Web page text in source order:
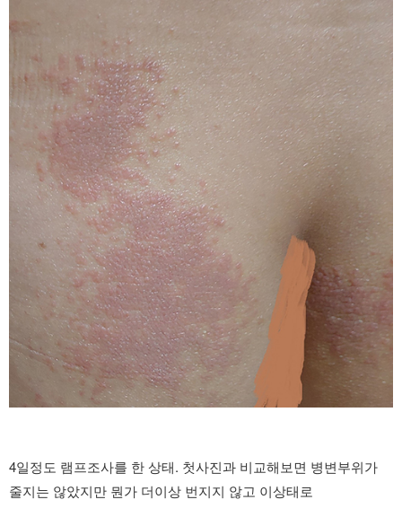
4일정도 램프조사를 한 상태. 첫사진과 비교해보면 병변부위가
줄지는 않았지만 뭔가 더이상 번지지 않고 이상태로